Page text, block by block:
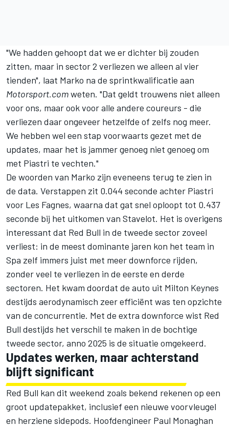
"We hadden gehoopt dat we er dichter bij zouden
zitten, maar in sector 2 verliezen we alleen al vier
tienden", laat Marko na de sprintkwalificatie aan
Motorsport.comweten. "Dat geldt trouwens niet alleen
voor ons, maar ook voor alle andere coureurs - die
verliezen daar ongeveer hetzelfde of zelfs nog meer.
We hebben wel een stap voorwaarts gezet met de
updates, maar het is jammer genoeg niet genoeg om
met Piastri te vechten."
De woorden van Marko zijn eveneens terug te zien in
de data. Verstappen zit 0.044 seconde achter Piastri
voor Les Fagnes, waarna dat gat snel oploopt tot 0.437
seconde bij het uitkomen van Stavelot. Het is overigens
interessant dat Red Bull in de tweede sector zoveel
verliest: in de meest dominante jaren kon het team in
Spa zelf immers juist met meer downforce rijden,
zonder veel te verliezen in de eerste en derde
sectoren. Het kwam doordat de auto uit Milton Keynes
destijds aerodynamisch zeer efficiënt was ten opzichte
van de concurrentie. Met de extra downforce wist Red
Bull destijds het verschil te maken in de bochtige
tweede sector, anno 2025 is de situatie omgekeerd.
Updates werken, maar achterstand
blijft significant
Red Bull kan dit weekend zoals bekend rekenen op een
groot updatepakket, inclusief een nieuwe voorvleugel
en herziene sidepods. Hoofdengineer Paul Monaghan